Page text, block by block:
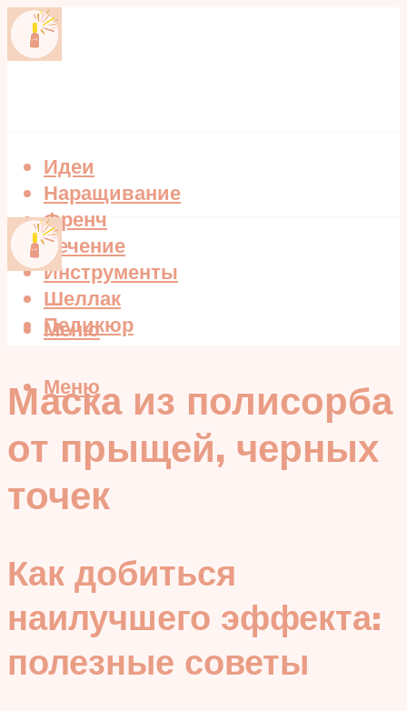
Идеи
Наращивание
Френч
Лечение
Инструменты
Шеллак
Педикюр
Меню
Меню
Маска из полисорба
от прыщей, черных
точек
Как добиться
наилучшего эффекта:
полезные советы